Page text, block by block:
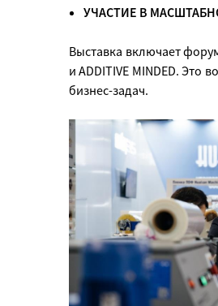
УЧАСТИЕ В
Выставка включает
и ADDITIVE MINDED. Это
бизнес-задач.